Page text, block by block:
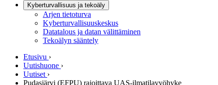
Kyberturvallisuus ja tekoäly
Arjen tietoturva
Kyberturvallisuuskeskus
Datatalous ja datan välittäminen
Tekoälyn sääntely
Etusivu ›
Uutishuone ›
Uutiset ›
Pudasjärvi (EFPU) rajoittava UAS-ilmatilavyöhyke